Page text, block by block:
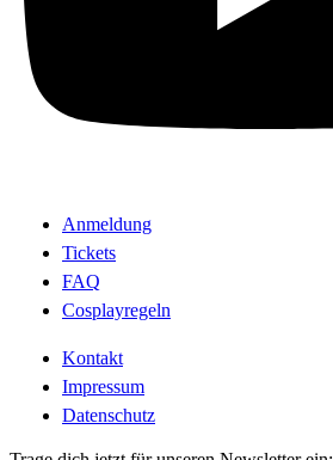
Anmeldung
Tickets
FAQ
Cosplayregeln
Kontakt
Impressum
Datenschutz